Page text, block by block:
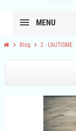
MENU
chevron_right Blog chevron_right 2 - L'AUTISME